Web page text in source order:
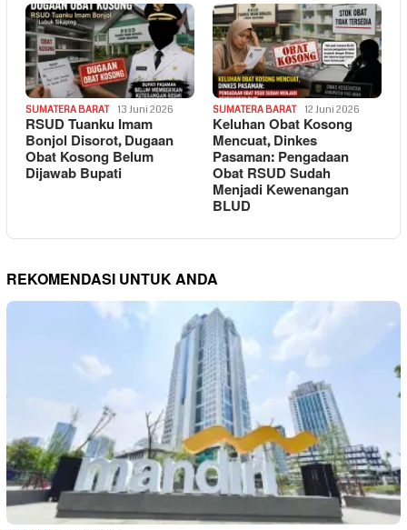
SUMATERA BARAT 13 Juni 2026
RSUD Tuanku Imam
Bonjol Disorot, Dugaan
Obat Kosong Belum
Dijawab Bupati
SUMATERA BARAT 12 Juni 2026
Keluhan Obat Kosong
Mencuat, Dinkes
Pasaman: Pengadaan
Obat RSUD Sudah
Menjadi Kewenangan
BLUD
REKOMENDASI UNTUK ANDA